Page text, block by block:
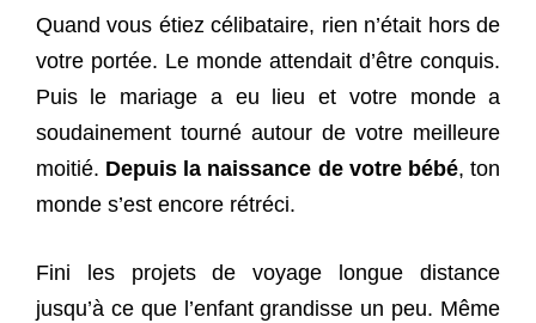
Quand vous étiez célibataire, rien n’était hors de
votre portée. Le monde attendait d’être conquis.
Puis le mariage a eu lieu et votre monde a
soudainement tourné autour de votre meilleure
moitié. Depuis la naissance de votre bébé, ton
monde s’est encore rétréci.
Fini les projets de voyage longue distance
jusqu’à ce que l’enfant grandisse un peu. Même